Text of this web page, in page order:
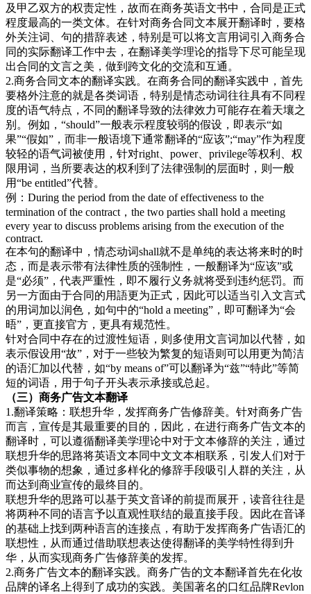
及甲乙双方的权责定性，故而在商务英语文书中，合同是正式
程度最高的一类文体。在针对商务合同文本展开翻译时，要格
外关注词、句的措辞表述，特别是可以将文言用词引入商务合
同的实际翻译工作中去，在翻译美学理论的指导下尽可能呈现
出合同的文言之美，做到跨文化的交流和互通。
2.商务合同文本的翻译实践。在商务合同的翻译实践中，首先
要格外注意的就是各类词语，特别是情态动词往往具有不同程
度的语气特点，不同的翻译导致的法律效力可能存在着天壤之
别。例如，“should”一般表示程度较弱的假设，即表示“如
果”“假如”，而非一般语境下通常翻译的“应该”;“may”作为程度
较轻的语气词被使用，针对right、power、privilege等权利、权
限用词，当所要表达的权利到了法律强制的层面时，则一般
用“be entitled”代替。
例：During the period from the date of effectiveness to the
termination of the contract，the two parties shall hold a meeting
every year to discuss problems arising from the execution of the
contract.
在本句的翻译中，情态动词shall就不是单纯的表达将来时的时
态，而是表示带有法律性质的强制性，一般翻译为“应该”或
是“必须”，代表严重性，即不履行义务就将受到违约惩罚。而
另一方面由于合同的用語更为正式，因此可以适当引入文言式
的用词加以润色，如句中的“hold a meeting”，即可翻译为“会
晤”，更直接官方，更具有规范性。
针对合同中存在的过渡性短语，则多使用文言词加以代替，如
表示假设用“故”，对于一些较为繁复的短语则可以用更为简洁
的语汇加以代替，如“by means of”可以翻译为“兹”“特此”等简
短的词语，用于句子开头表示承接或总起。
（三）商务广告文本翻译
1.翻译策略：联想升华，发挥商务广告修辞美。针对商务广告
而言，宣传是其最重要的目的，因此，在进行商务广告文本的
翻译时，可以遵循翻译美学理论中对于文本修辞的关注，通过
联想升华的思路将英语文本同中文文本相联系，引发人们对于
类似事物的想象，通过多样化的修辞手段吸引人群的关注，从
而达到商业宣传的最终目的。
联想升华的思路可以基于英文音译的前提而展开，读音往往是
将两种不同的语言予以直观性联结的最直接手段。因此在音译
的基础上找到两种语言的连接点，有助于发挥商务广告语汇的
联想性，从而通过借助联想表达使得翻译的美学特性得到升
华，从而实现商务广告修辞美的发挥。
2.商务广告文本的翻译实践。商务广告的文本翻译首先在化妆
品牌的译名上得到了成功的实践。美国著名的口红品牌Revlon